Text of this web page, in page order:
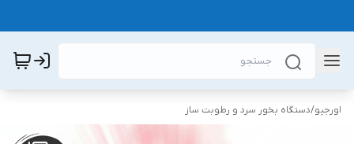
اورجیو/دستگاه بخور سرد و رطوبت ساز